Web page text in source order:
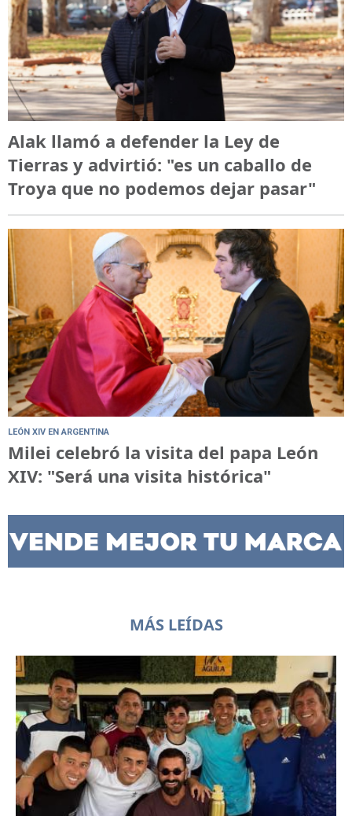
Alak llamó a defender la Ley de
Tierras y advirtió: "es un caballo de
Troya que no podemos dejar pasar"
LEÓN XIV EN ARGENTINA
Milei celebró la visita del papa León
XIV: "Será una visita histórica"
MÁS LEÍDAS